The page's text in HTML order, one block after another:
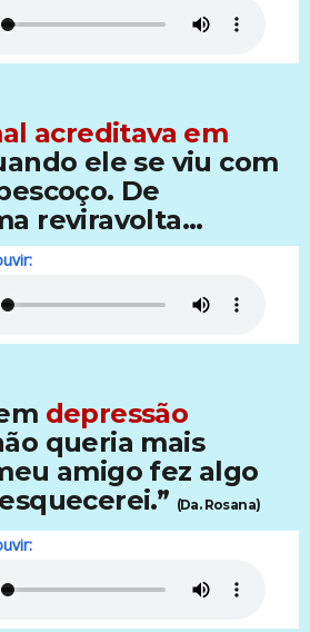
acreditava em
ele se viu com
De
reviravolta...
depressão
queria mais
amigo fez algo
(Da. Rosana)